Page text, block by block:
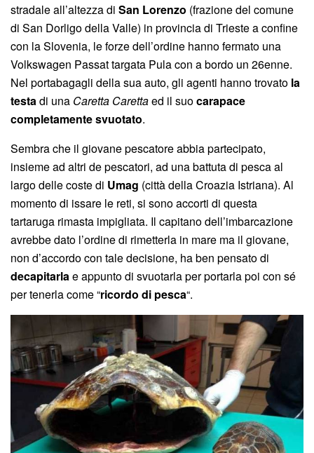
stradale all’altezza di San Lorenzo (frazione del comune
di San Dorligo della Valle) in provincia di Trieste a confine
con la Slovenia, le forze dell’ordine hanno fermato una
Volkswagen Passat targata Pula con a bordo un 26enne.
Nel portabagagli della sua auto, gli agenti hanno trovato la
testadi una Caretta Carettaed il suocarapace
completamente svuotato.
Sembra che il giovane pescatore abbia partecipato,
insieme ad altri de pescatori, ad una battuta di pesca al
largo delle coste di Umag (città della Croazia Istriana). Al
momento di issare le reti, si sono accorti di questa
tartaruga rimasta impigliata. Il capitano dell’imbarcazione
avrebbe dato l’ordine di rimetterla in mare ma il giovane,
non d’accordo con tale decisione, ha ben pensato di
decapitarlae appunto di svuotarla per portarla poi con sé
per tenerla come “ricordo di pesca“.